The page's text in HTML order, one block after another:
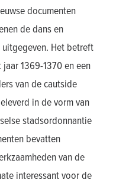
documenten
de dans en
Het betreft
1369-1370 en een
van de cautside
in de vorm van
stadsordonnantie
bevatten
van de
interessant voor de